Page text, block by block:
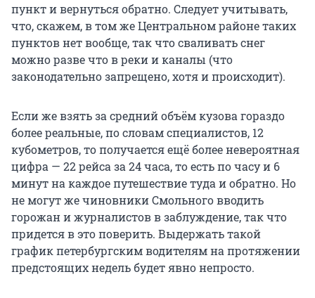
пункт и вернуться обратно. Следует учитывать,
что, скажем, в том же Центральном районе таких
пунктов нет вообще, так что сваливать снег
можно разве что в реки и каналы (что
законодательно запрещено, хотя и происходит).
Если же взять за средний объём кузова гораздо
более реальные, по словам специалистов, 12
кубометров, то получается ещё более невероятная
цифра — 22 рейса за 24 часа, то есть по часу и 6
минут на каждое путешествие туда и обратно. Но
не могут же чиновники Смольного вводить
горожан и журналистов в заблуждение, так что
придется в это поверить. Выдержать такой
график петербургским водителям на протяжении
предстоящих недель будет явно непросто.